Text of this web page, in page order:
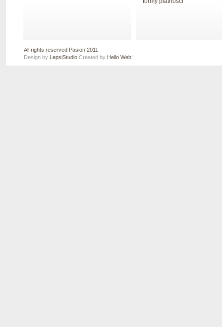
All rights reserved Pasion 2011
Design by LepsiStudio Created by Hello Web!